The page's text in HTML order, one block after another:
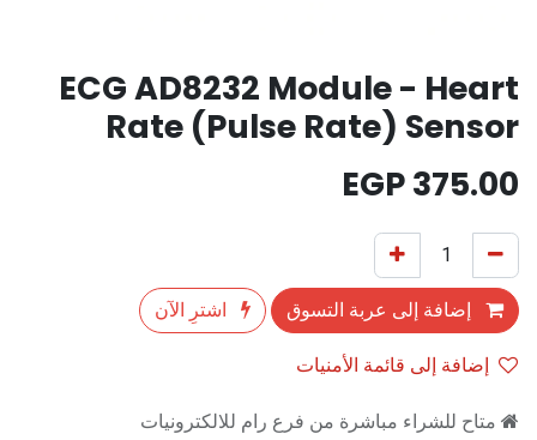
ECG AD8232 Module - Heart
Rate (Pulse Rate) Sensor
375.00
إضافة إلى عربة التسوق
اشترِ الآن
إضافة إلى قائمة الأمنيات
متاح للشراء مباشرة من فرع رام للالكترونيات